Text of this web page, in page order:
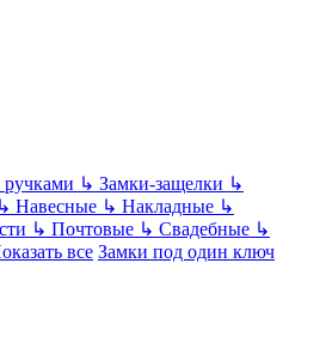
↳ Замки-защелки ↳
↳ Навесные ↳ Накладные ↳
↳ Почтовые ↳ Свадебные ↳
все Замки под один ключ